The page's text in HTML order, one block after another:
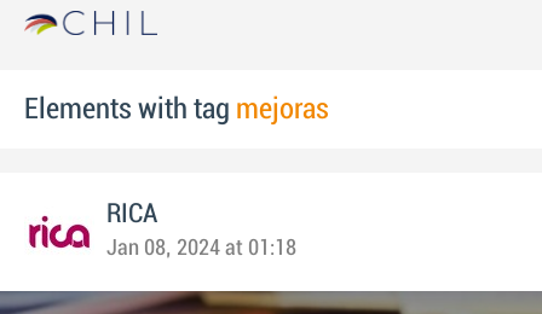
Elements with tag mejoras
RICA
Jan 08, 2024 at 01:18